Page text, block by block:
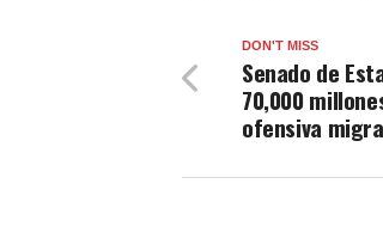
DON'T MISS
Senado de
70,000
ofensiva